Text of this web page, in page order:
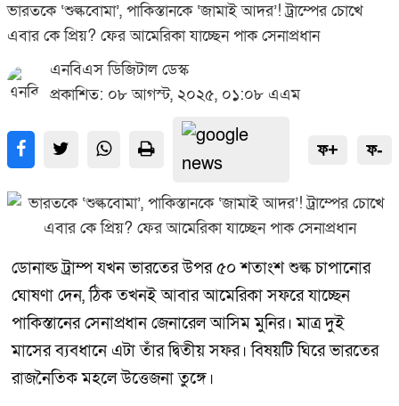
ভারতকে ‘শুল্কবোমা’, পাকিস্তানকে ‘জামাই আদর’! ট্রাম্পের চোখে
এবার কে প্রিয়? ফের আমেরিকা যাচ্ছেন পাক সেনাপ্রধান
এনবিএস ডিজিটাল ডেস্ক
প্রকাশিত: ০৮ আগস্ট, ২০২৫, ০১:০৮ এএম
ফ+ ফ-
ডোনাল্ড ট্রাম্প যখন ভারতের উপর ৫০ শতাংশ শুল্ক চাপানোর
ঘোষণা দেন, ঠিক তখনই আবার আমেরিকা সফরে যাচ্ছেন
পাকিস্তানের সেনাপ্রধান জেনারেল আসিম মুনির। মাত্র দুই
মাসের ব্যবধানে এটা তাঁর দ্বিতীয় সফর। বিষয়টি ঘিরে ভারতের
রাজনৈতিক মহলে উত্তেজনা তুঙ্গে।